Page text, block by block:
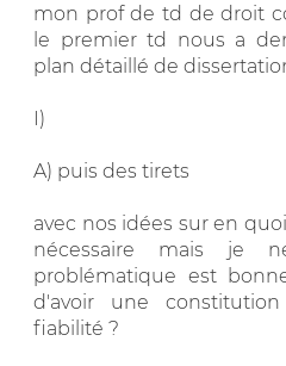
mon prof de td de droit
le premier td nous a
plan détaillé de
I)
A) puis des tirets
avec nos idées sur en
nécessaire mais je
problématique est
d'avoir une
fiabilité ?